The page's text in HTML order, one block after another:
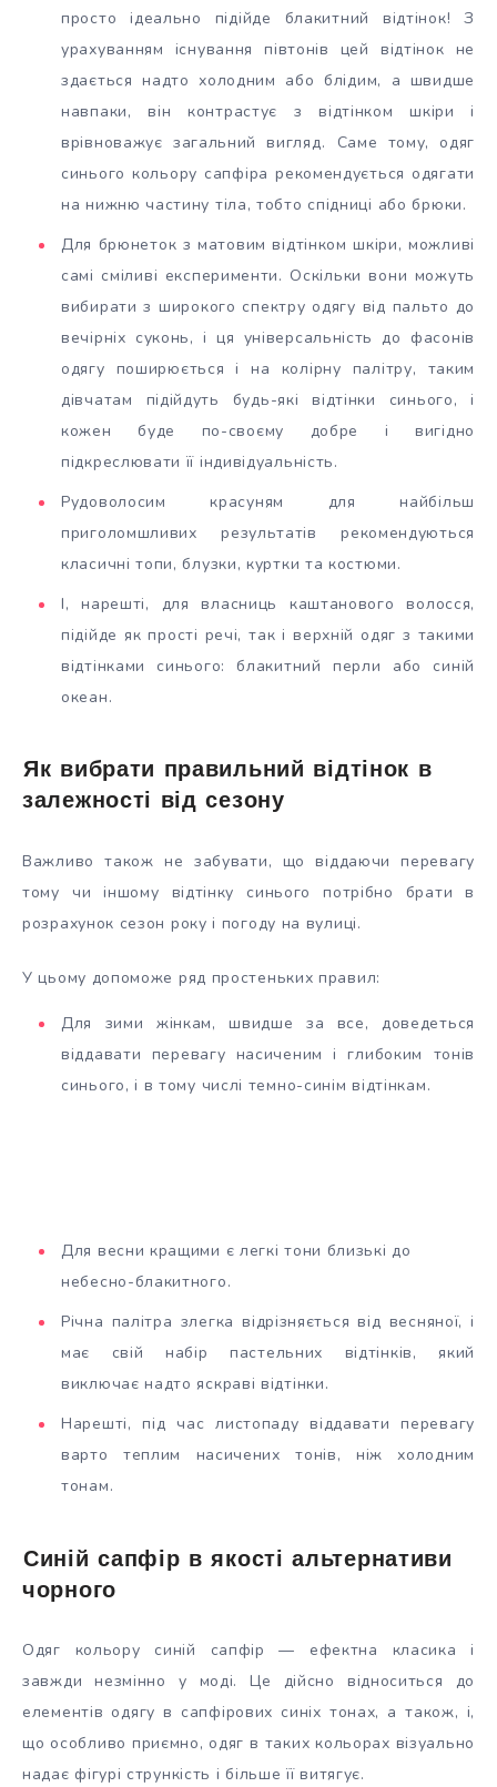
просто ідеально підійде блакитний відтінок! З
урахуванням існування півтонів цей відтінок не
здається надто холодним або блідим, а швидше
навпаки, він контрастує з відтінком шкіри і
врівноважує загальний вигляд.
Саме тому, одяг
синього кольору сапфіра рекомендується одягати
на нижню частину тіла, тобто спідниці або брюки.
Для брюнеток з матовим відтінком шкіри, можливі
самі сміливі експерименти. Оскільки вони можуть
вибирати з широкого спектру одягу від пальто до
вечірніх суконь, і ця універсальність до фасонів
одягу поширюється і на колірну палітру, таким
дівчатам підійдуть будь-які відтінки синього, і
кожен буде по-своєму добре і вигідно
підкреслювати її індивідуальність.
Рудоволосим красуням для найбільш
приголомшливих результатів рекомендуються
класичні топи, блузки, куртки та костюми.
І, нарешті, для власниць каштанового волосся,
підійде як прості речі, так і верхній одяг з такими
відтінками синього: блакитний перли або синій
океан.
Як вибрати правильний відтінок в
залежності від сезону
Важливо також не забувати, що віддаючи перевагу
тому чи іншому відтінку синього потрібно брати в
розрахунок сезон року і погоду на вулиці.
У цьому допоможе ряд простеньких правил:
Для зими жінкам, швидше за все, доведеться
віддавати перевагу насиченим і глибоким тонів
синього, і в тому числі темно-синім відтінкам.
Для весни кращими є легкі тони близькі до
небесно-блакитного.
Річна палітра злегка відрізняється від весняної, і
має свій набір пастельних відтінків, який
виключає надто яскраві відтінки.
Нарешті, під час листопаду віддавати перевагу
варто теплим насичених тонів, ніж холодним
тонам.
Синій сапфір в якості альтернативи
чорного
Одяг кольору синій сапфір — ефектна класика і
завжди незмінно у моді. Це дійсно відноситься до
елементів одягу в сапфірових синіх тонах, а також, і,
що особливо приємно, одяг в таких кольорах візуально
надає фігурі стрункість і більше її витягує.